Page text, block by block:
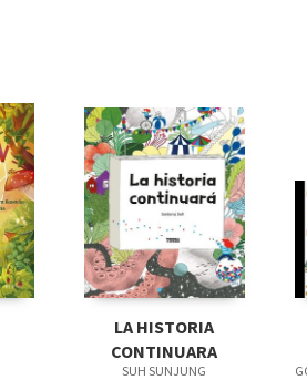
LA HISTORIA
CONTINUARA
SUH SUNJUNG